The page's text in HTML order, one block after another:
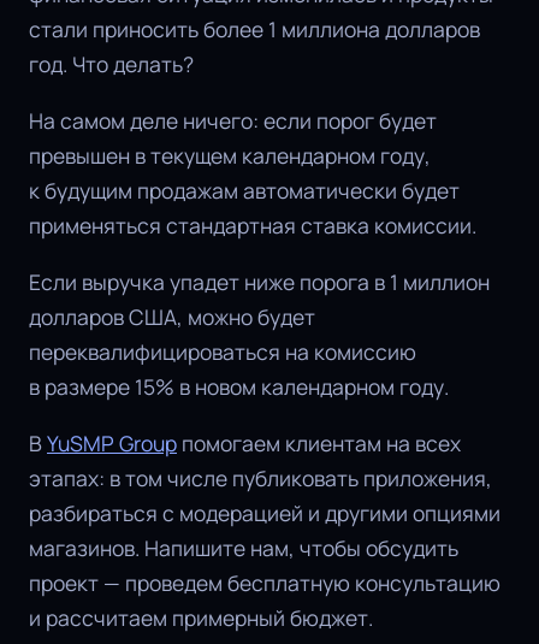
стали приносить более 1 миллиона долларов
год. Что делать?
На самом деле ничего: если порог будет
превышен в текущем календарном году,
к будущим продажам автоматически будет
применяться стандартная ставка комиссии.
Если выручка упадет ниже порога в 1 миллион
долларов США, можно будет
переквалифицироваться на комиссию
в размере 15% в новом календарном году.
ВYuSMP Group помогаем клиентам на всех
этапах: в том числе публиковать приложения,
разбираться с модерацией и другими опциями
магазинов. Напишите нам, чтобы обсудить
проект — проведем бесплатную консультацию
и рассчитаем примерный бюджет.